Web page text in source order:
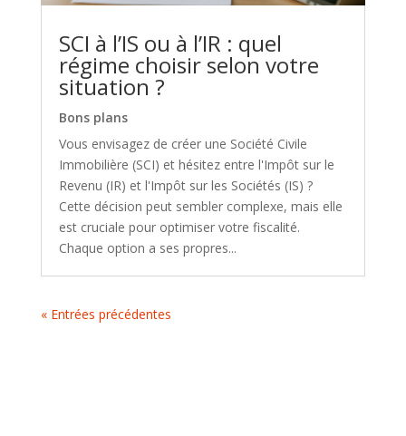
SCI à l’IS ou à l’IR : quel
régime choisir selon votre
situation ?
Bons plans
Vous envisagez de créer une Société Civile
Immobilière (SCI) et hésitez entre l'Impôt sur le
Revenu (IR) et l'Impôt sur les Sociétés (IS) ?
Cette décision peut sembler complexe, mais elle
est cruciale pour optimiser votre fiscalité.
Chaque option a ses propres...
« Entrées précédentes